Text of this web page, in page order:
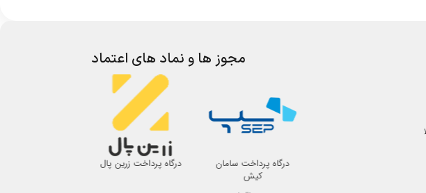
مجوز ها و نماد های اعتماد
درگاه پرداخت سامان
کیش
درگاه پرداخت زرین پال